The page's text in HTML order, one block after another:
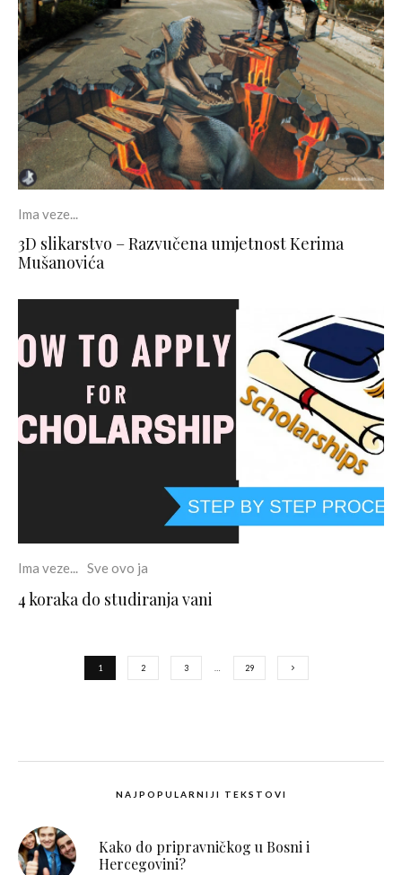
Ima veze...
3D slikarstvo – Razvučena umjetnost Kerima
Mušanovića
Ima veze... Sve ovo ja
4 koraka do studiranja vani
1 2 3 29
NAJPOPULARNIJI TEKSTOVI
Kako do pripravničkog u Bosni i
Hercegovini?